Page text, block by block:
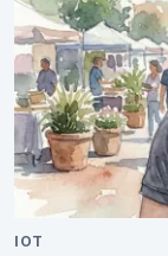
IOT